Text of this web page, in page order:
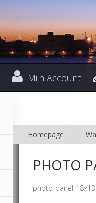
Mijn Account
Homepage
PHOTO
photo-panel-18x13